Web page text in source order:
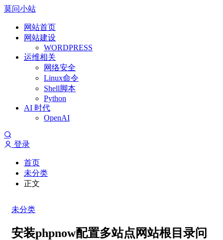
莫问小站
网站首页
网站建设
WORDPRESS
运维相关
网络安全
Linux命令
Shell脚本
Python
AI 时代
OpenAI
登录
首页
未分类
正文
未分类
安装phpnow配置多站点网站根目录问